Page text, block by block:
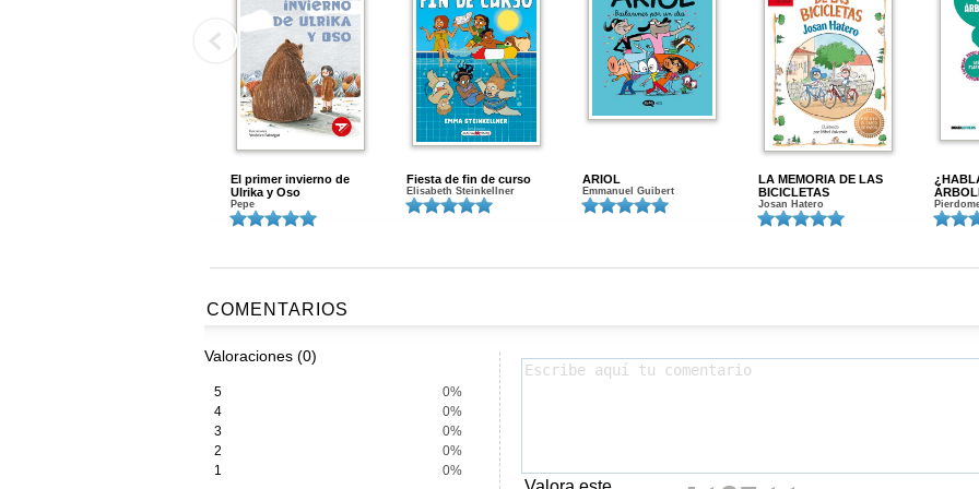
El primer invierno de
Ulrika y Oso
Pepe
Fiesta de fin de curso
Elisabeth Steinkellner
ARIOL
Emmanuel Guibert
LA MEMORIA DE LAS
BICICLETAS
Josan Hatero
COMENTARIOS
Valoraciones (0)
5
0%
4
0%
3
0%
2
0%
1
0%